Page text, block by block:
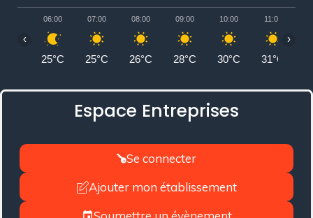
06:00
25°C
07:00
25°C
08:00
26°C
09:00
28°C
10:00
30°C
11:00
31°C
‹ ›
Espace Entreprises
Se connecter
Ajouter mon établissement